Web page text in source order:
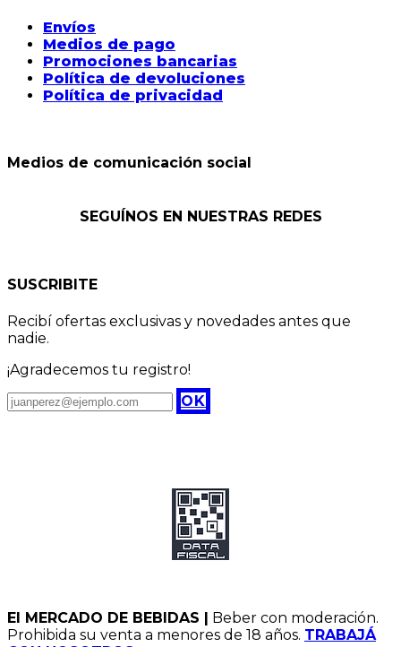
Envíos
Medios de pago
Promociones bancarias
Política de devoluciones
Política de privacidad
Medios de comunicación social
SEGUÍNOS EN NUESTRAS REDES
SUSCRIBITE
Recibí ofertas exclusivas y novedades antes que
nadie.
¡Agradecemos tu registro!
OK
El MERCADO DE BEBIDAS | Beber con moderación.
Prohibida su venta a menores de 18 años. TRABAJÁ